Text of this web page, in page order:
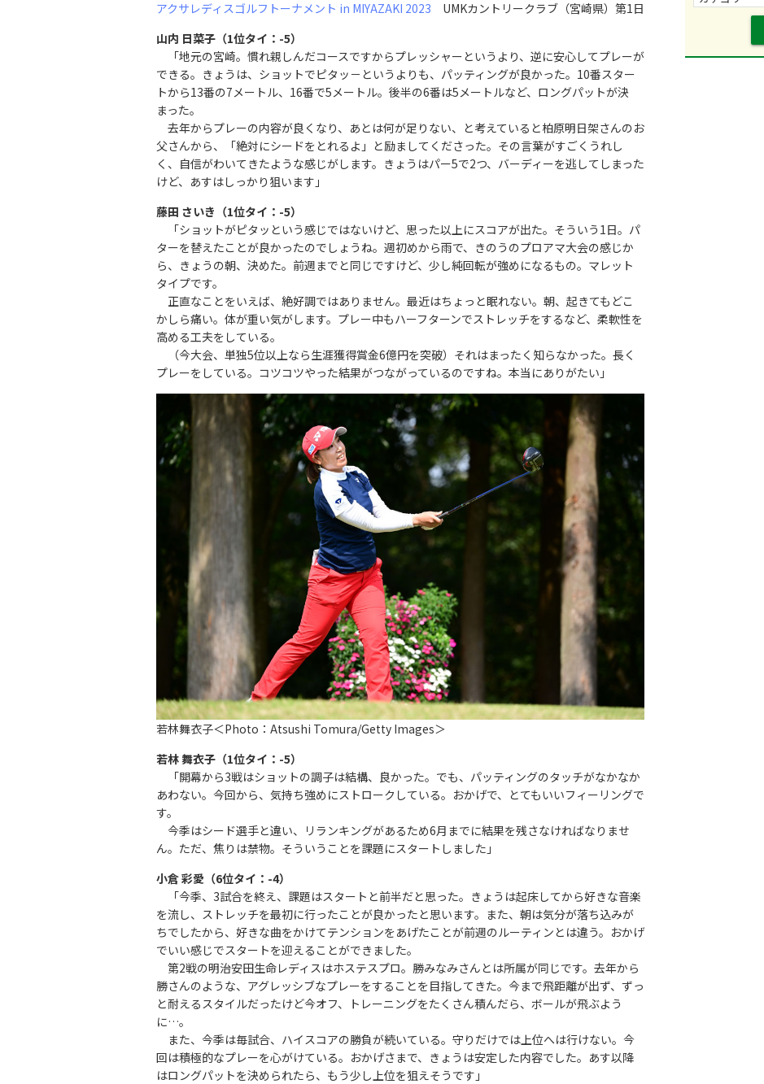
アクサレディスゴルフトーナメント in MIYAZAKI 2023 UMKカントリークラブ（宮崎県）第1日
山内 日菜子（1位タイ：-5）
「地元の宮崎。慣れ親しんだコースですからプレッシャーというより、逆に安心してプレーが
できる。きょうは、ショットでピタッ－というよりも、パッティングが良かった。10番スター
トから13番の7メートル、16番で5メートル。後半の6番は5メートルなど、ロングパットが決
まった。
去年からプレーの内容が良くなり、あとは何が足りない、と考えていると柏原明日架さんのお
父さんから、「絶対にシードをとれるよ」と励ましてくださった。その言葉がすごくうれし
く、自信がわいてきたような感じがします。きょうはパー5で2つ、バーディーを逃してしまった
けど、あすはしっかり狙います」
藤田 さいき（1位タイ：-5）
「ショットがピタッという感じではないけど、思った以上にスコアが出た。そういう1日。パ
ターを替えたことが良かったのでしょうね。週初めから雨で、きのうのプロアマ大会の感じか
ら、きょうの朝、決めた。前週までと同じですけど、少し純回転が強めになるもの。マレット
タイプです。
正直なことをいえば、絶好調ではありません。最近はちょっと眠れない。朝、起きてもどこ
かしら痛い。体が重い気がします。プレー中もハーフターンでストレッチをするなど、柔軟性を
高める工夫をしている。
（今大会、単独5位以上なら生涯獲得賞金6億円を突破）それはまったく知らなかった。長く
プレーをしている。コツコツやった結果がつながっているのですね。本当にありがたい」
若林舞衣子＜Photo：Atsushi Tomura/Getty Images＞
若林 舞衣子（1位タイ：-5）
「開幕から3戦はショットの調子は結構、良かった。でも、パッティングのタッチがなかなか
あわない。今回から、気持ち強めにストロークしている。おかげで、とてもいいフィーリングで
す。
今季はシード選手と違い、リランキングがあるため6月までに結果を残さなければなりませ
ん。ただ、焦りは禁物。そういうことを課題にスタートしました」
小倉 彩愛（6位タイ：-4）
「今季、3試合を終え、課題はスタートと前半だと思った。きょうは起床してから好きな音楽
を流し、ストレッチを最初に行ったことが良かったと思います。また、朝は気分が落ち込みが
ちでしたから、好きな曲をかけてテンションをあげたことが前週のルーティンとは違う。おかげ
でいい感じでスタートを迎えることができました。
第2戦の明治安田生命レディスはホステスプロ。勝みなみさんとは所属が同じです。去年から
勝さんのような、アグレッシブなプレーをすることを目指してきた。今まで飛距離が出ず、ずっ
と耐えるスタイルだったけど今オフ、トレーニングをたくさん積んだら、ボールが飛ぶよう
に…。
また、今季は毎試合、ハイスコアの勝負が続いている。守りだけでは上位へは行けない。今
回は積極的なプレーを心がけている。おかげさまで、きょうは安定した内容でした。あす以降
はロングパットを決められたら、もう少し上位を狙えそうです」